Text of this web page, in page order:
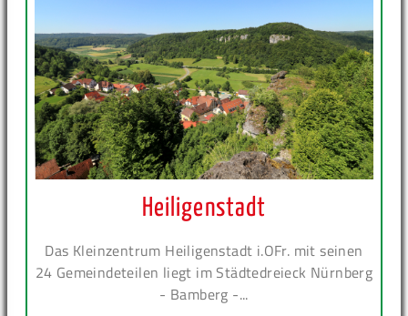
Heiligenstadt
Das Kleinzentrum Heiligenstadt i.OFr. mit seinen
24 Gemeindeteilen liegt im Städtedreieck Nürnberg
- Bamberg -...